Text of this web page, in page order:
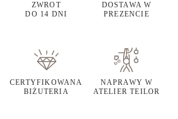
ZWROT
DO 14 DNI
DOSTAWA W
PREZENCIE
CERTYFIKOWANA
BIŻUTERIA
NAPRAWY W
ATELIER TEILOR